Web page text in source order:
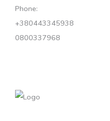
Phone:
+380443345938
0800337968